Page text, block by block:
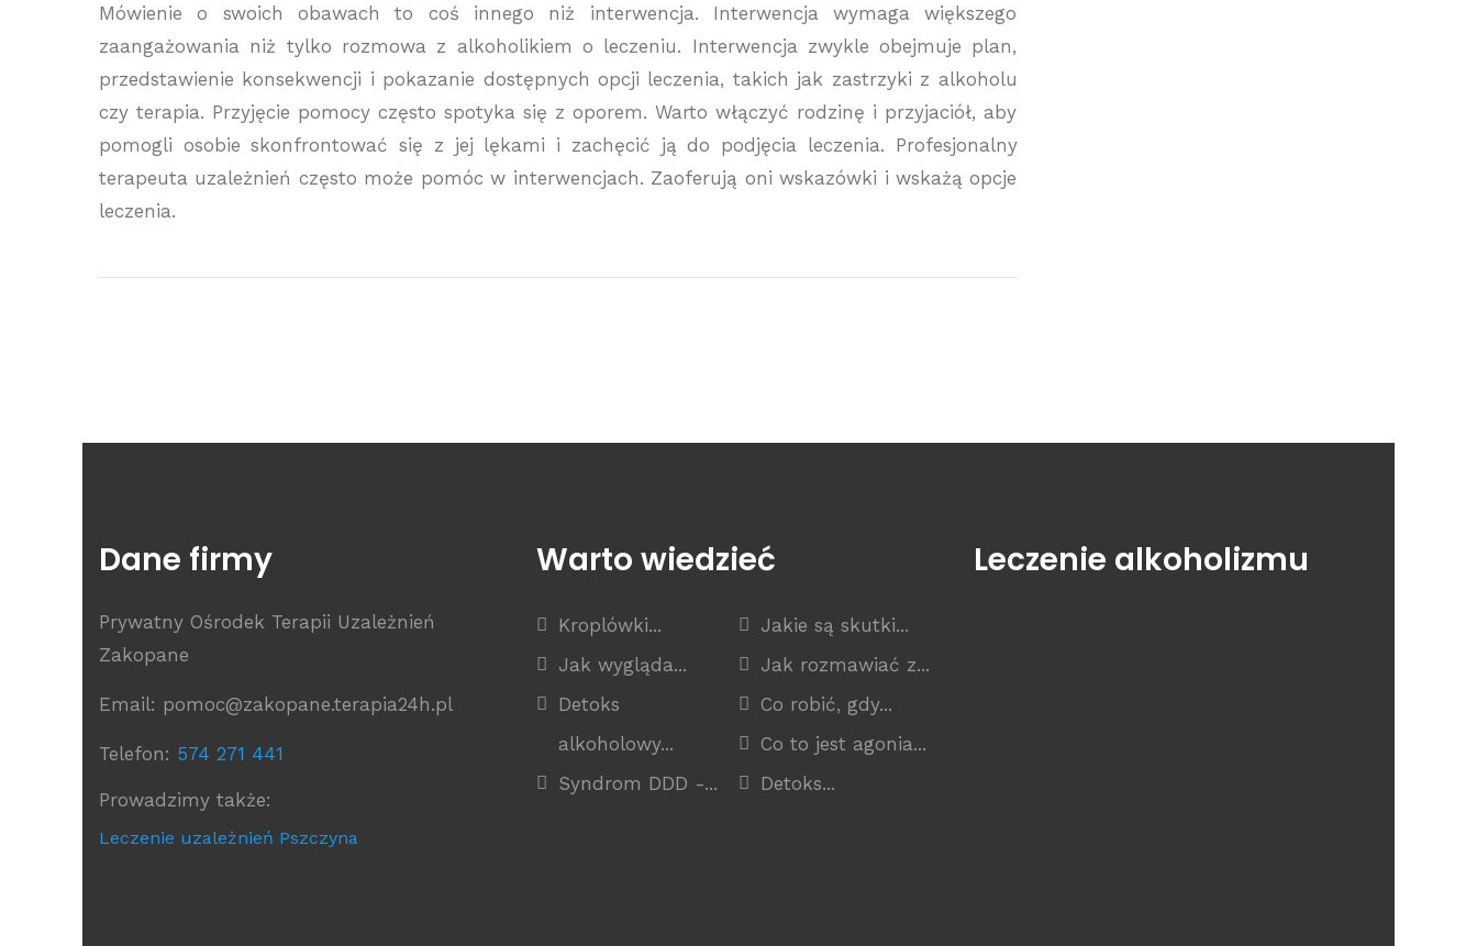
Mówienie o swoich obawach to coś innego niż interwencja. Interwencja wymaga większego
zaangażowania niż tylko rozmowa z alkoholikiem o leczeniu. Interwencja zwykle obejmuje plan,
przedstawienie konsekwencji i pokazanie dostępnych opcji leczenia, takich jak zastrzyki z alkoholu
czy terapia. Przyjęcie pomocy często spotyka się z oporem. Warto włączyć rodzinę i przyjaciół, aby
pomogli osobie skonfrontować się z jej lękami i zachęcić ją do podjęcia leczenia. Profesjonalny
terapeuta uzależnień często może pomóc w interwencjach. Zaoferują oni wskazówki i wskażą opcje
leczenia.
Dane firmy
Prywatny Ośrodek Terapii Uzależnień
Zakopane
Email: pomoc@zakopane.terapia24h.pl
Telefon: 574 271 441
Prowadzimy także:
Leczenie uzależnień Pszczyna
Warto wiedzieć
Kroplówki...
Jakie są skutki...
Jak wygląda...
Jak rozmawiać z...
Detoks
alkoholowy...
Co robić, gdy...
Co to jest agonia...
Syndrom DDD -...
Detoks...
Leczenie alkoholizmu